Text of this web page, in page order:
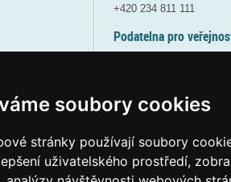
soubory cookies
stránky používají soubory
uživatelského prostředí,
+420 234 811 111
Podatelna pro
(více informací
Elektronická podatelna: